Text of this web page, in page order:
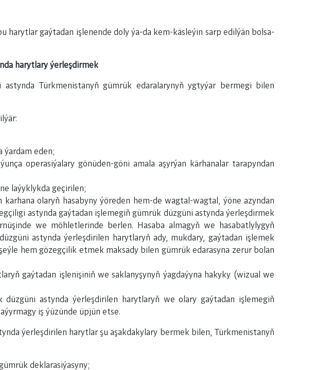
harytlar gaýtadan işlenende doly ýa-da kem-käsleýin sarp edilýän bolsa-
harytlary ýerleşdirmek
Türkmenistanyň gümrük edaralarynyň ygtyýar bermegi bilen
ýardam eden;
operasiýalary gönüden-göni amala aşyrýan kärhanalar tarapyndan
laýyklykda geçirilen;
olaryň hasabyny ýöreden hem-de wagtal-wagtal, ýöne azyndan
astynda gaýtadan işlemegiň gümrük düzgüni astynda ýerleşdirmek
we möhletlerinde berlen. Hasaba almagyň we hasabatlylygyň
astynda ýerleşdirilen harytlaryň ady, mukdary, gaýtadan işlemek
hem gözegçilik etmek maksady bilen gümrük edarasyna zerur bolan
gaýtadan işlenişiniň we saklanyşynyň ýagdaýyna hakyky (wizual we
astynda ýerleşdirilen harytlaryň we olary gaýtadan işlemegiň
iş ýüzünde üpjün etse.
ýerleşdirilen harytlar şu aşakdakylary bermek bilen, Türkmenistanyň
deklarasiýasyny;